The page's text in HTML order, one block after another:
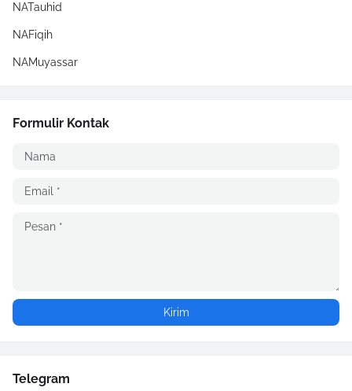
NATauhid
NAFiqih
NAMuyassar
Formulir Kontak
Telegram